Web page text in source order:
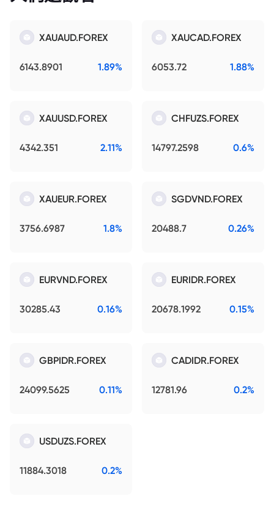
XAUAUD.FOREX
6143.8901 1.89%
XAUCAD.FOREX
6053.72 1.88%
XAUUSD.FOREX
4342.351 2.11%
CHFUZS.FOREX
14797.2598 0.6%
XAUEUR.FOREX
3756.6987 1.8%
SGDVND.FOREX
20488.7 0.26%
EURVND.FOREX
30285.43 0.16%
EURIDR.FOREX
20678.1992 0.15%
GBPIDR.FOREX
24099.5625 0.11%
CADIDR.FOREX
12781.96 0.2%
USDUZS.FOREX
11884.3018 0.2%